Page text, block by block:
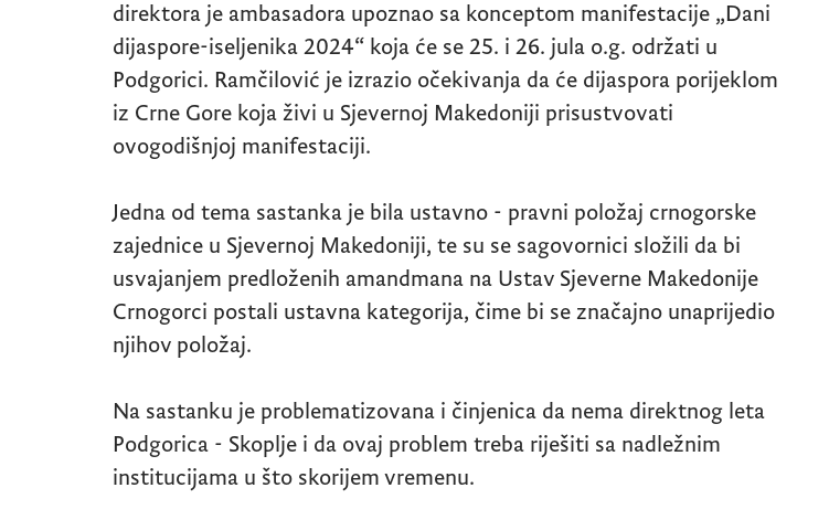
direktora je ambasadora upoznao sa konceptom manifestacije „Dani
dijaspore-iseljenika 2024“ koja će se 25. i 26. jula o.g. održati u
Podgorici. Ramčilović je izrazio očekivanja da će dijaspora porijeklom
iz Crne Gore koja živi u Sjevernoj Makedoniji prisustvovati
ovogodišnjoj manifestaciji.
Jedna od tema sastanka je bila ustavno - pravni položaj crnogorske
zajednice u Sjevernoj Makedoniji, te su se sagovornici složili da bi
usvajanjem predloženih amandmana na Ustav Sjeverne Makedonije
Crnogorci postali ustavna kategorija, čime bi se značajno unaprijedio
njihov položaj.
Na sastanku je problematizovana i činjenica da nema direktnog leta
Podgorica - Skoplje i da ovaj problem treba riješiti sa nadležnim
institucijama u što skorijem vremenu.